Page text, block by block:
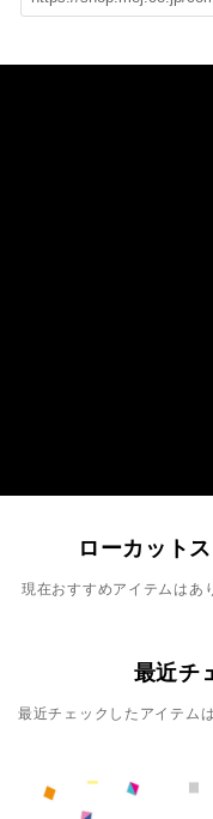
ローカット
現在おすすめアイテムはあ
最近チ
最近チェックしたアイテム